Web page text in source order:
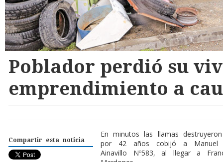
Poblador perdió su
emprendimiento a
Compartir esta noticia
En minutos las llamas
por 42 años cobijó a Manuel
Ainavillo Nº583, al llegar a